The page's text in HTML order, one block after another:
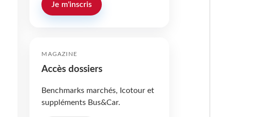
Je m'inscris
MAGAZINE
Accès dossiers
Benchmarks marchés, Icotour et
suppléments Bus&Car.